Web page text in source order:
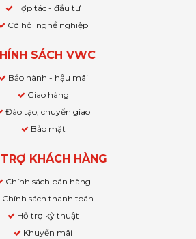
Hợp tác - đầu tư
Cơ hội nghề nghiệp
SÁCH VWC
Bảo hành - hậu mãi
Giao hàng
Đào tạo, chuyển giao
Bảo mật
KHÁCH HÀNG
Chính sách bán hàng
Chính sách thanh toán
Hỗ trợ kỹ thuật
Khuyến mãi